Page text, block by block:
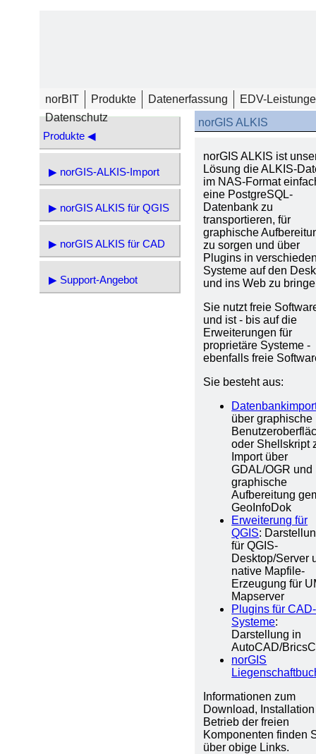
norBIT Produkte Datenerfassung
EDV-
Datenschutz
Produkte ◀
▶ norGIS-ALKIS-Import
▶ norGIS ALKIS für QGIS
▶ norGIS ALKIS für CAD
▶ Support-Angebot
norGIS ALKIS
norGIS ALKIS ist
Lösung die ALKIS-
im NAS-Format
eine PostgreSQL-
Datenbank zu
transportieren, für
graphische
zu sorgen und über
Plugins in
Systeme auf den
und ins Web zu
Sie nutzt freie
und ist - bis auf die
Erweiterungen für
proprietäre Systeme -
ebenfalls freie
Sie besteht aus:
über graphische
oder Shellskript
Import über
GDAL/OGR und
graphische
Aufbereitung
GeoInfoDok
Erweiterung für
QGIS:
für QGIS-
Desktop/Server
native Mapfile-
Erzeugung für
Mapserver
Plugins für CAD-
Systeme:
Darstellung in
AutoCAD/
norGIS
Informationen zum
Download,
Betrieb der freien
Komponenten finden
über obige Links.